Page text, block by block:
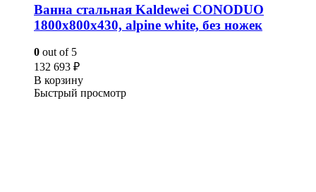
Ванна стальная Kaldewei CONODUO
1800х800х430, alpine white, без ножек
0 out of 5
132 693 ₽
В корзину
Быстрый просмотр